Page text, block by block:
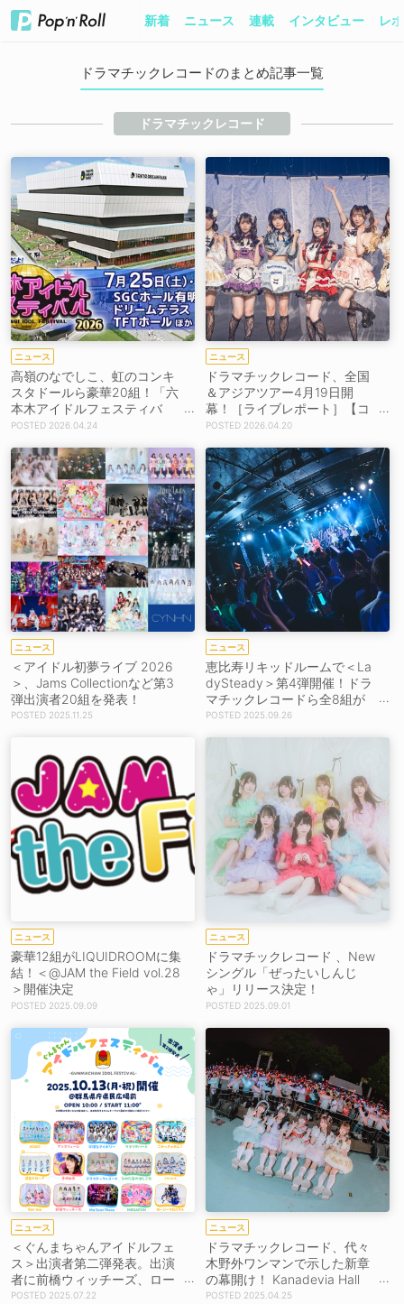
新着 ニュース 連載 インタビュー レ
ドラマチックレコードのまとめ記事一覧
ドラマチックレコード
ニュース
高嶺のなでしこ、虹のコンキ
スタドールら豪華20組！「六
本木アイドルフェスティバ
ル」7月25日・26日開催決
2026.04.24
ニュース
ドラマチックレコード、全国
＆アジアツアー4月19日開
幕！［ライブレポート］【コ
メントあり】
2026.04.20
ニュース
＜アイドル初夢ライブ 2026
＞、Jams Collectionなど第3
弾出演者20組を発表！
2025.11.25
ニュース
恵比寿リキッドルームで＜La
dySteady＞第4弾開催！ドラ
マチックレコードら全8組が
熱演！ 2025.09.26
ニュース
豪華12組がLIQUIDROOMに集
結！＜@JAM the Field vol.28
＞開催決定
2025.09.09
ニュース
ドラマチックレコード 、New
シングル「ぜったいしんじ
ゃ」リリース決定！
2025.09.01
ニュース
＜ぐんまちゃんアイドルフェ
ス＞出演者第二弾発表。出演
者に前橋ウィッチーズ、ロー
ジークロニクル、寺嶋由芙ら
2025.07.22
ニュース
ドラマチックレコード、代々
木野外ワンマンで示した新章
の幕開け！ Kanadevia Hall
（旧・TDCホール）ワンマン
2025.04.25